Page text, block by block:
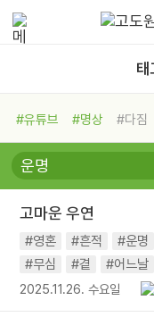
태
#유튜브 #명상 #다짐
#비전캠프
#독서캠프
#희망
#나눔 #친구
#독서
#건강
고마운 우연
#영혼 #흔적 #운명
#무심
#곁 #어느날
2025.11.26. 수요일